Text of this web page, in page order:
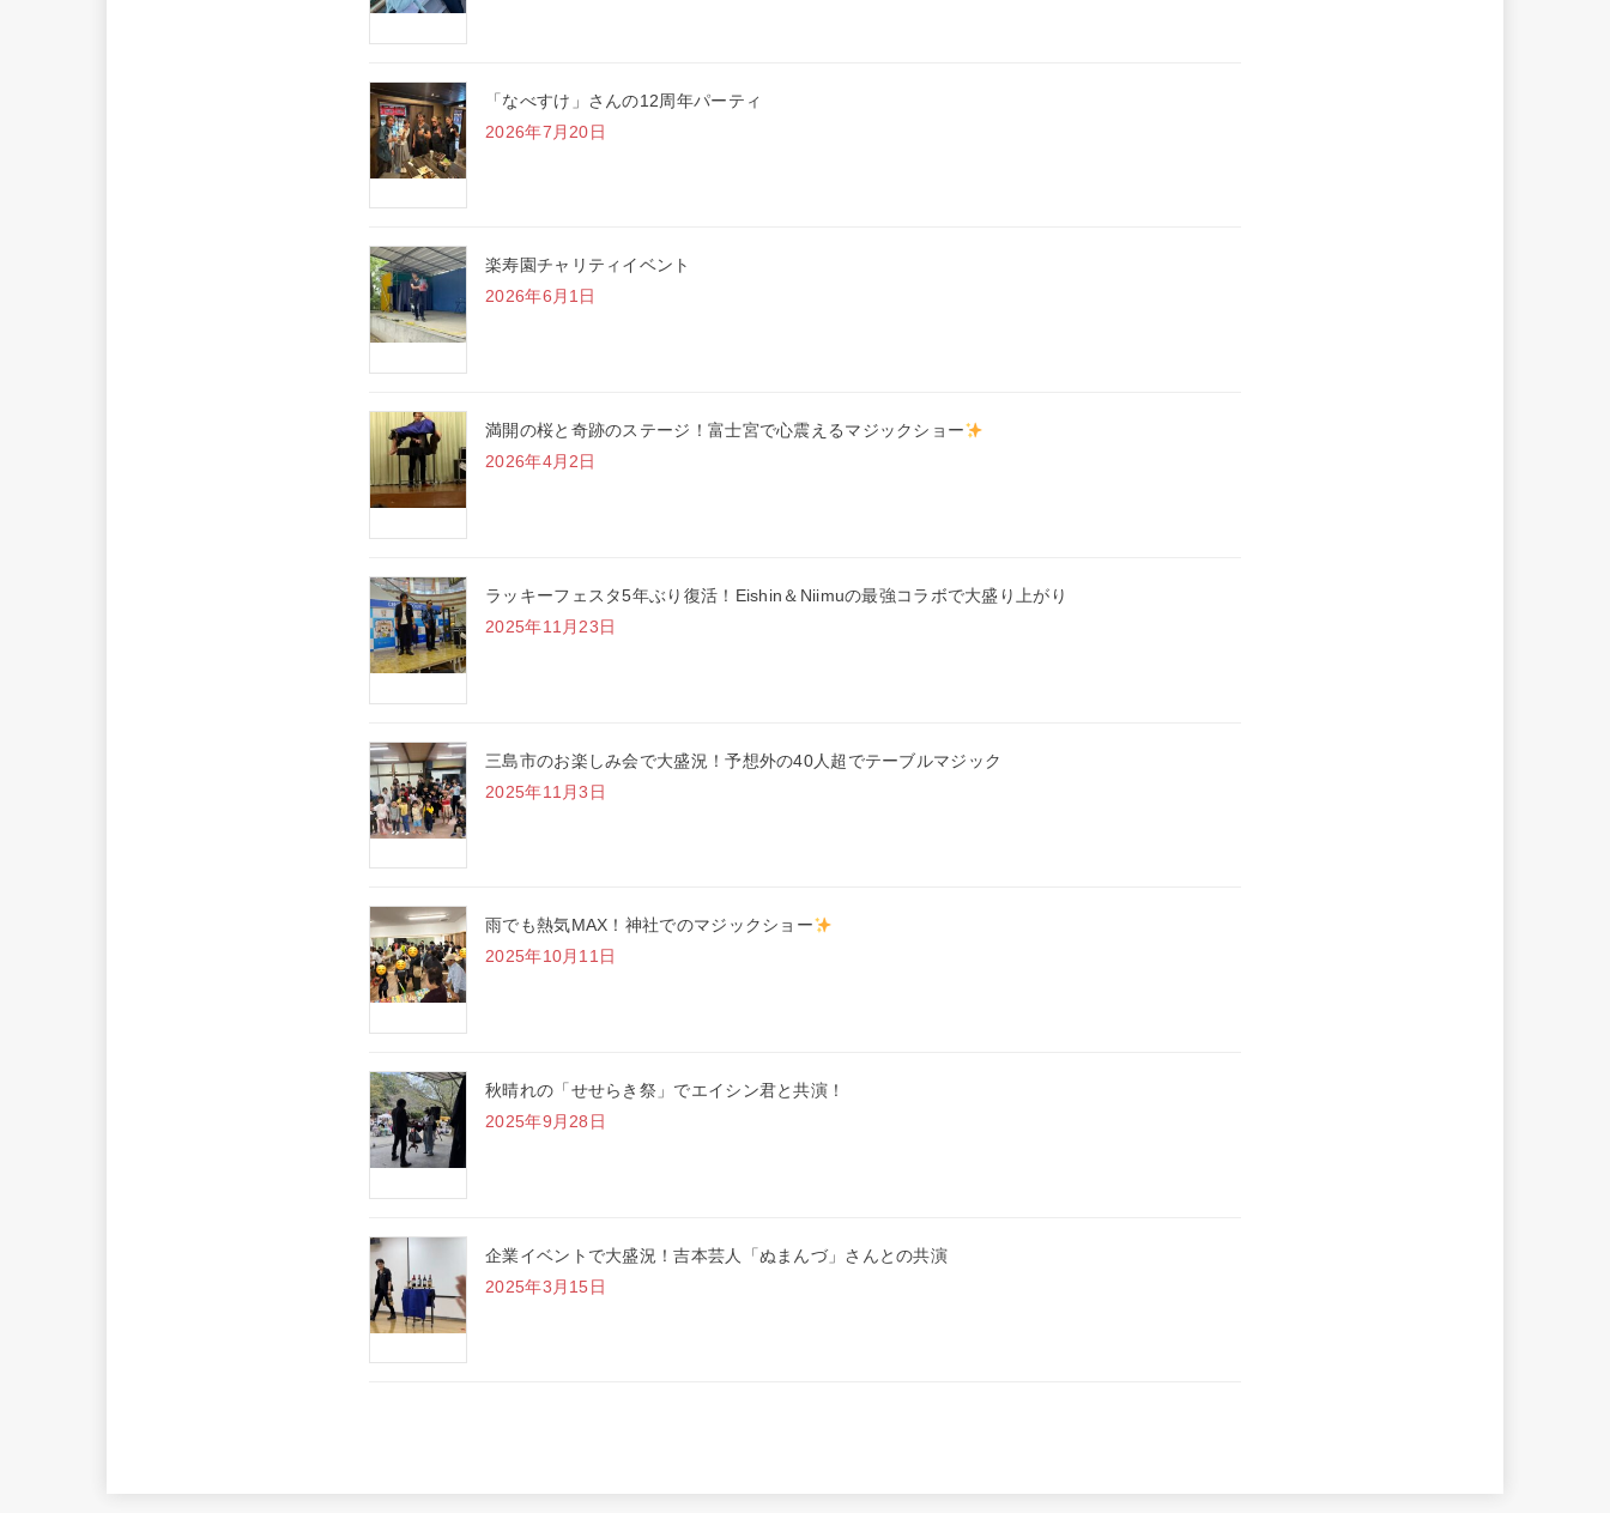
「なべすけ」さんの12周年パーティ
2026年7月20日
楽寿園チャリティイベント
2026年6月1日
満開の桜と奇跡のステージ！富士宮で心震えるマジックショー
2026年4月2日
ラッキーフェスタ5年ぶり復活！Eishin＆Niimuの最強コラボで大盛り上がり
2025年11月23日
三島市のお楽しみ会で大盛況！予想外の40人超でテーブルマジック
2025年11月3日
雨でも熱気MAX！神社でのマジックショー
2025年10月11日
秋晴れの「せせらき祭」でエイシン君と共演！
2025年9月28日
企業イベントで大盛況！吉本芸人「ぬまんづ」さんとの共演
2025年3月15日